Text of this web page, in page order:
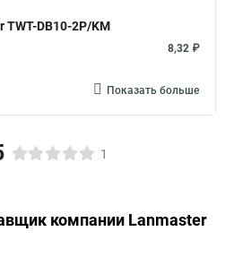
TWT-DB10-2P/KM
8,32 ₽
Показать больше
1
компании Lanmaster